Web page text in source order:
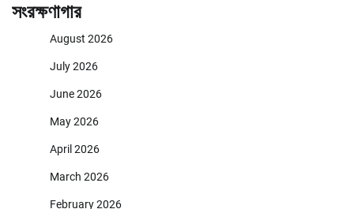
সংরক্ষণাগার
August 2026
July 2026
June 2026
May 2026
April 2026
March 2026
February 2026